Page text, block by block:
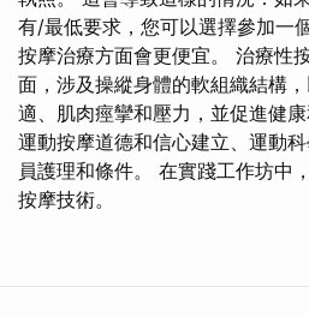
有/最低要求，您可以選擇參加一
按摩治療方面會更便宜。 治療性
面，涉及操縱身體的軟組織結構
適、肌肉痙攣和壓力，並促進健康
運動按摩道德和信心建立、運動
員護理和條件。 在實踐工作坊中
按摩技術。